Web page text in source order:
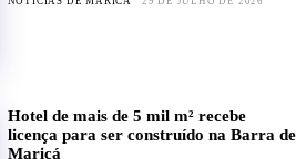
Hotel de mais de 5 mil m² recebe
licença para ser construído na Barra de
Maricá